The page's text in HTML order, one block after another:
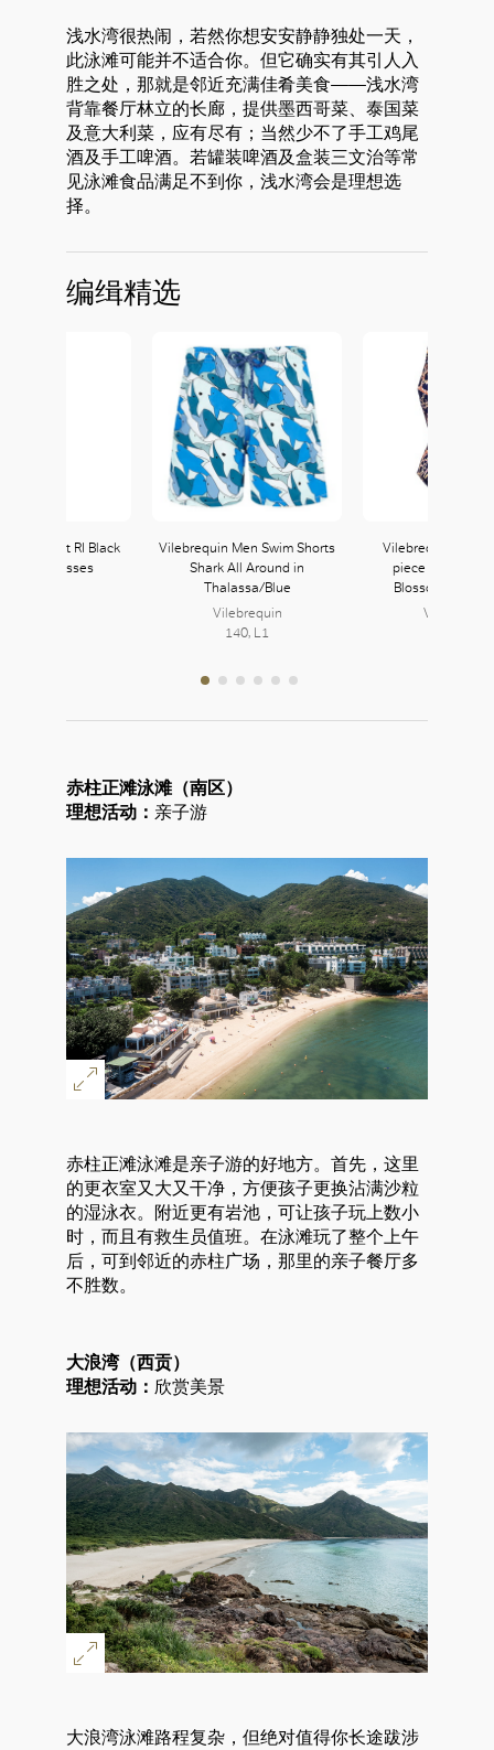
浅水湾很热闹，若然你想安安静静独处一天，
此泳滩可能并不适合你。但它确实有其引人入
胜之处，那就是邻近充满佳肴美食——浅水湾
背靠餐厅林立的长廊，提供墨西哥菜、泰国菜
及意大利菜，应有尽有；当然少不了手工鸡尾
酒及手工啤酒。若罐装啤酒及盒装三文治等常
见泳滩食品满足不到你，浅水湾会是理想选
择。
编缉精选
RI Black
Sunglasses
Vilebrequin Men Swim Shorts
Shark All Around in
Thalassa/Blue
Vilebrequin
140, L1
Vilebrequin
piece Swimsuit
Blossom in
Vilebrequin
赤柱正滩泳滩（南区）
理想活动： 亲子游
赤柱正滩泳滩是亲子游的好地方。首先，这里
的更衣室又大又干净，方便孩子更换沾满沙粒
的湿泳衣。附近更有岩池，可让孩子玩上数小
时，而且有救生员值班。在泳滩玩了整个上午
后，可到邻近的赤柱广场，那里的亲子餐厅多
不胜数。
大浪湾（西贡）
理想活动： 欣赏美景
大浪湾泳滩路程复杂，但绝对值得你长途跋涉
好